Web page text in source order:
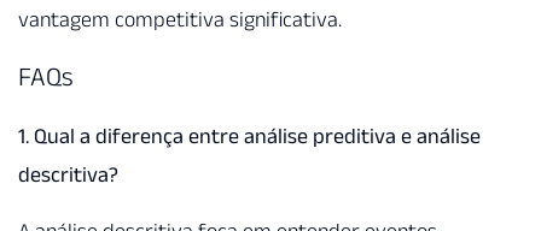
vantagem competitiva significativa.
FAQs
1. Qual a diferença entre análise preditiva e análise
descritiva?